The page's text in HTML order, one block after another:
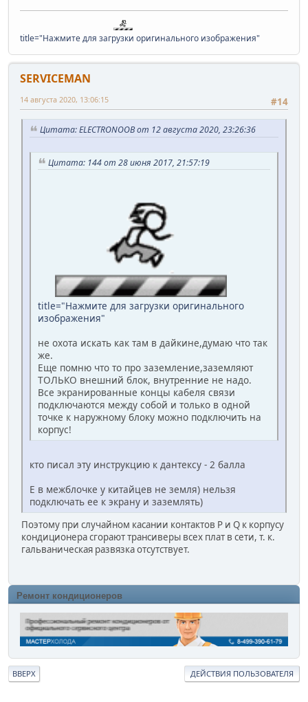
title="Нажмите для загрузки оригинального изображения"
SERVICEMAN
#14
14 августа 2020, 13:06:15
Цитата: ELECTRONOOB от 12 августа 2020, 23:26:36
Цитата: 144 от 28 июня 2017, 21:57:19
title="Нажмите для загрузки оригинального
изображения"
не охота искать как там в дайкине,думаю что так
же.
Еще помню что то про заземление,заземляют
ТОЛЬКО внешний блок, внутренние не надо.
Все экранированные концы кабеля связи
подключаются между собой и только в одной
точке к наружному блоку можно подключить на
корпус!
кто писал эту инструкцию к дантексу - 2 балла
E в межблочке у китайцев не земля) нельзя
подключать ее к экрану и заземлять)
Поэтому при случайном касании контактов P и Q к корпусу
кондиционера сгорают трансиверы всех плат в сети, т. к.
гальваническая развязка отсутствует.
Ремонт кондиционеров
ВВЕРХ ДЕЙСТВИЯ ПОЛЬЗОВАТЕЛЯ